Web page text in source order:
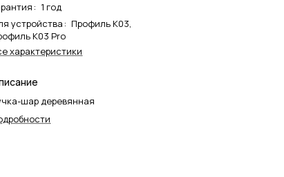
: 1 год
устройства : Профиль К03,
К03 Pro
характеристики
шар деревянная